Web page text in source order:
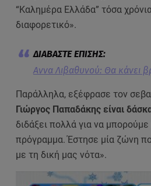
“Καλημέρα Ελλάδα” τόσα
διαφορετικό».
Αννα Λιβαθυνού: Θα κάνει
Παράλληλα, εξέφρασε τον
Γιώργος Παπαδάκης είναι
διδάξει πολλά για να
πρόγραμμα. Έστησε μία ζώνη
με τη δική μας νότα».